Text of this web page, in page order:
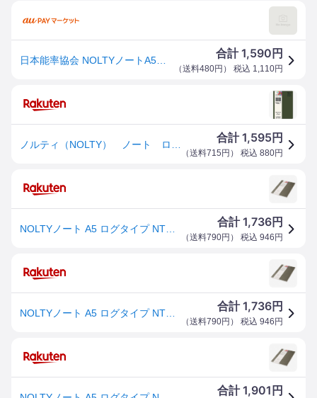
合計1,590 円
（送料480円 ） 税込 1,110円
合計1,595円
（送料715円 ） 税込 880円
合計1,736円
（送料790円 ） 税込 946 円
合計1,736円
（送料790円 ） 税込 946 円
合計1,901 円